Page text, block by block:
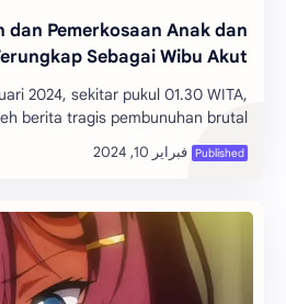
dan Pemerkosaan Anak dan
Sebagai Wibu Akut
2024, sekitar pukul 01.30 WITA,
berita tragis pembunuhan brutal
keluarga yang menggemparkan ma…